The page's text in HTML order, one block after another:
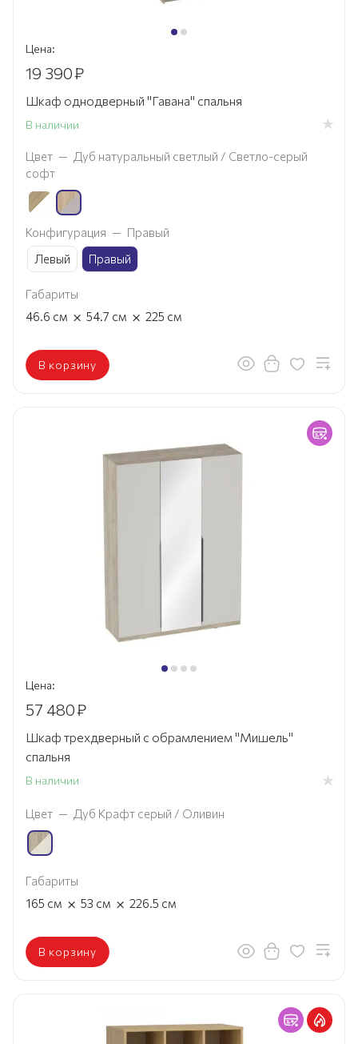
Цена:
19 390₽
Шкаф однодверный "Гавана" спальня
В наличии
Цвет — Дуб натуральный светлый / Светло-серый
софт
Конфигурация — Правый
Левый
Правый
Габариты
46.6 см × 54.7 см × 225 см
В корзину
Цена:
57 480₽
Шкаф трехдверный с обрамлением "Мишель"
спальня
В наличии
Цвет — Дуб Крафт серый / Оливин
Габариты
165 см × 53 см × 226.5 см
В корзину